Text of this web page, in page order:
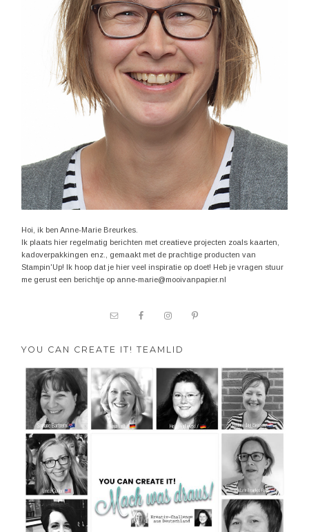
Hoi, ik ben Anne-Marie Breurkes.
Ik plaats hier regelmatig berichten met creatieve projecten zoals kaarten,
kadoverpakkingen enz., gemaakt met de prachtige producten van
Stampin'Up! Ik hoop dat je hier veel inspiratie op doet! Heb je vragen stuur
me gerust een berichtje op anne-marie@mooivanpapier.nl
YOU CAN CREATE IT! TEAMLID